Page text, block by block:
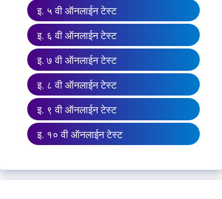
इ. ५ वी ऑनलाईन टेस्ट
इ. ६ वी ऑनलाईन टेस्ट
इ. ७ वी ऑनलाईन टेस्ट
इ. ८ वी ऑनलाईन टेस्ट
इ. ९ वी ऑनलाईन टेस्ट
इ. १० वी ऑनलाईन टेस्ट